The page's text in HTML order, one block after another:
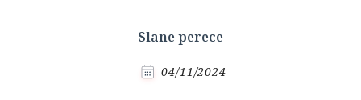
Slane perece
04/11/2024